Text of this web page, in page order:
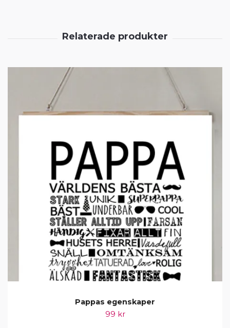
Pappas egenskaper
99 kr